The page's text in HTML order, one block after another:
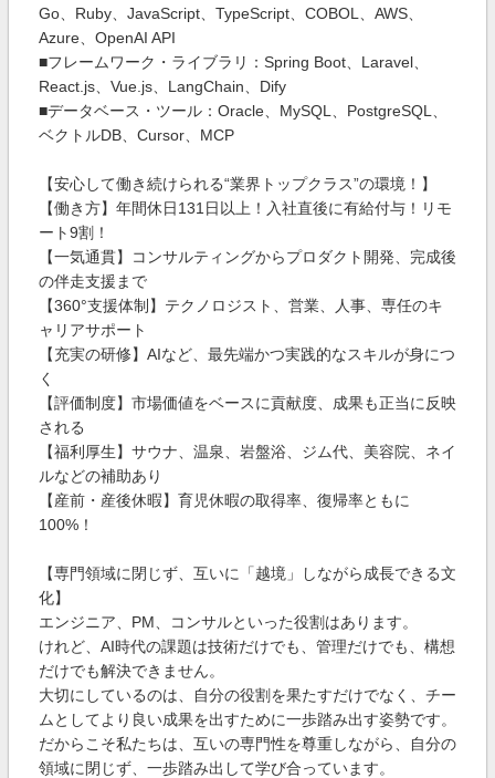
Go、Ruby、JavaScript、TypeScript、COBOL、AWS、
Azure、OpenAI API
■フレームワーク・ライブラリ：Spring Boot、Laravel、
React.js、Vue.js、LangChain、Dify
■データベース・ツール：Oracle、MySQL、PostgreSQL、
ベクトルDB、Cursor、MCP
【安心して働き続けられる“業界トップクラス”の環境！】
【働き方】年間休日131日以上！入社直後に有給付与！リモ
ート9割！
【一気通貫】コンサルティングからプロダクト開発、完成後
の伴走支援まで
【360°支援体制】テクノロジスト、営業、人事、専任のキ
ャリアサポート
【充実の研修】AIなど、最先端かつ実践的なスキルが身につ
く
【評価制度】市場価値をベースに貢献度、成果も正当に反映
される
【福利厚生】サウナ、温泉、岩盤浴、ジム代、美容院、ネイ
ルなどの補助あり
【産前・産後休暇】育児休暇の取得率、復帰率ともに
100%！
【専門領域に閉じず、互いに「越境」しながら成長できる文
化】
エンジニア、PM、コンサルといった役割はあります。
けれど、AI時代の課題は技術だけでも、管理だけでも、構想
だけでも解決できません。
大切にしているのは、自分の役割を果たすだけでなく、チー
ムとしてより良い成果を出すために一歩踏み出す姿勢です。
だからこそ私たちは、互いの専門性を尊重しながら、自分の
領域に閉じず、一歩踏み出して学び合っています。